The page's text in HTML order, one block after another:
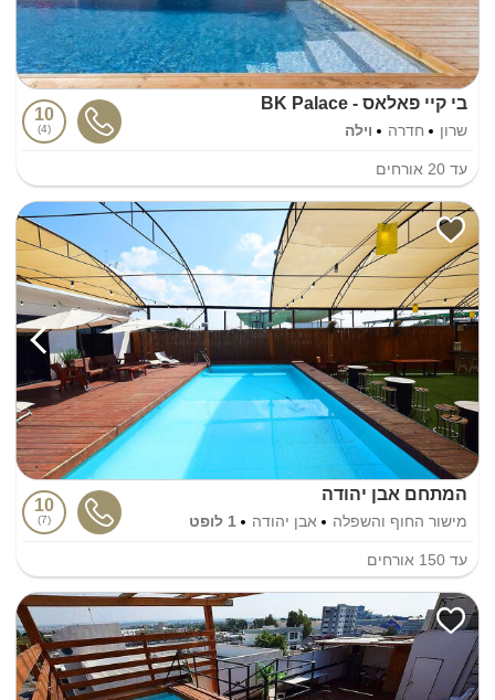
בי קיי פאלאס - BK Palace
שרון חדרה וילה
10
4
עד 20 אורחים
המתחם אבן יהודה
מישור החוף והשפלה אבן יהודה 1 לופט
10
7
עד 150 אורחים